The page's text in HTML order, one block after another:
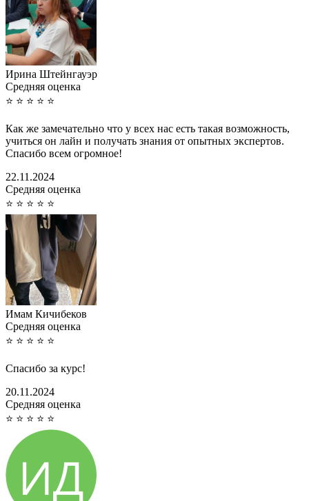
Ирина Штейнгауэр
Cредняя оценка
⭐ ⭐ ⭐ ⭐ ⭐
Как же замечательно что у всех нас есть такая возможность,
учиться он лайн и получать знания от опытных экспертов.
Спасибо всем огромное!
22.11.2024
Cредняя оценка
⭐ ⭐ ⭐ ⭐ ⭐
Имам Кичибеков
Cредняя оценка
⭐ ⭐ ⭐ ⭐ ⭐
Спасибо за курс!
20.11.2024
Cредняя оценка
⭐ ⭐ ⭐ ⭐ ⭐